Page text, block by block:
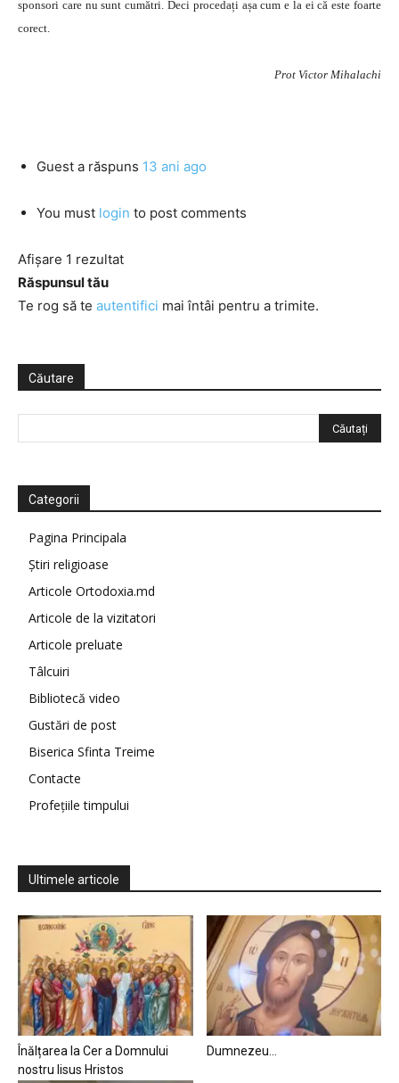
sponsori care nu sunt cumătri. Deci procedați așa cum e la ei că este foarte
corect.
Prot Victor Mihalachi
Guest a răspuns 13 ani ago
You must login to post comments
Afișare 1 rezultat
Răspunsul tău
Te rog să te autentifici mai întâi pentru a trimite.
Căutare
Categorii
Pagina Principala
Știri religioase
Articole Ortodoxia.md
Articole de la vizitatori
Articole preluate
Tâlcuiri
Bibliotecă video
Gustări de post
Biserica Sfinta Treime
Contacte
Profețiile timpului
Ultimele articole
Înălțarea la Cer a Domnului
nostru Iisus Hristos
Dumnezeu…